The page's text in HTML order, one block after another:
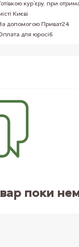
кур`єру, при
Києві
допомогою Приват24
для юросіб
поки